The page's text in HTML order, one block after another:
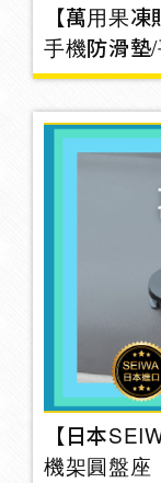
【萬用果
手機防滑墊
【日本
機架圓盤座
手機
茶杯
扶手
遮陽